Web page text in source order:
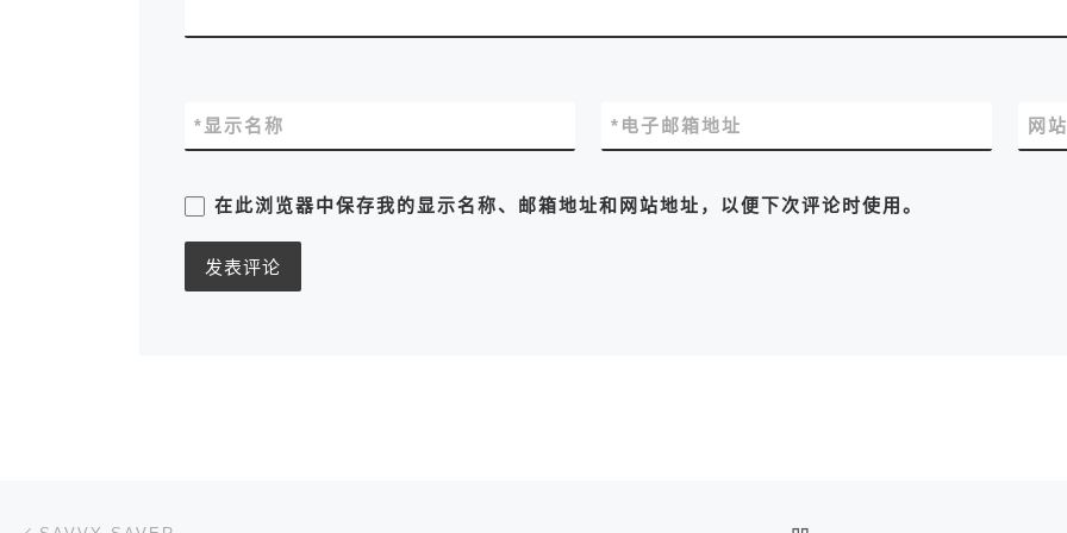
显示名称
* 电子邮箱地址
* 网
在此浏览器中保存我的显示名称、邮箱地址和网站地址，以便下次评论时使用。
文章导航